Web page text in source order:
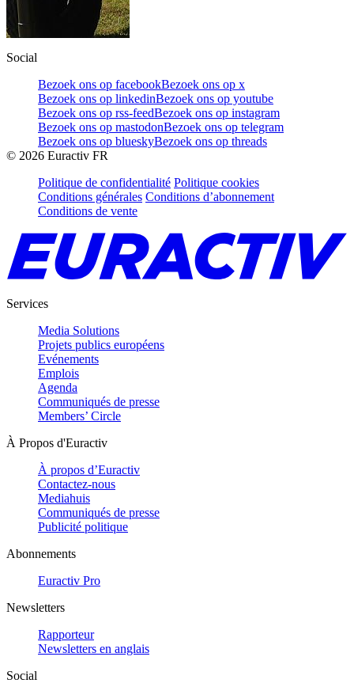
Social
Bezoek ons op facebookBezoek ons op x
Bezoek ons op linkedinBezoek ons op youtube
Bezoek ons op rss-feedBezoek ons op instagram
Bezoek ons op mastodonBezoek ons op telegram
Bezoek ons op blueskyBezoek ons op threads
© 2026 Euractiv FR
Politique de confidentialité Politique cookies
Conditions générales Conditions d’abonnement
Conditions de vente
Services
Media Solutions
Projets publics européens
Evénements
Emplois
Agenda
Communiqués de presse
Members’ Circle
À Propos d'Euractiv
À propos d’Euractiv
Contactez-nous
Mediahuis
Communiqués de presse
Publicité politique
Abonnements
Euractiv Pro
Newsletters
Rapporteur
Newsletters en anglais
Social